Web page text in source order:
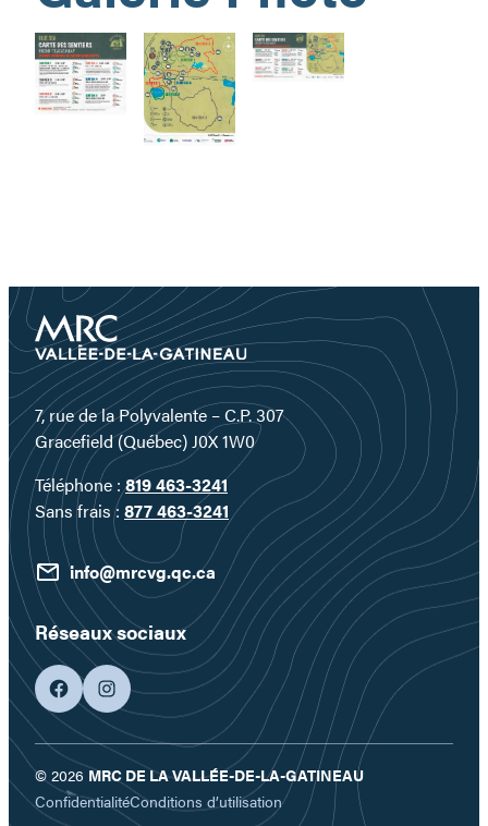
7, rue de la Polyvalente – C.P. 307
Gracefield (Québec) J0X 1W0
Téléphone :819 463-3241
Sans frais : 877 463-3241
info@mrcvg.qc.ca
Réseaux sociaux
facebookgoogleplus
© 2026 MRC DE LA VALLÉE-DE-LA-GATINEAU
ConfidentialitéConditions d’utilisation